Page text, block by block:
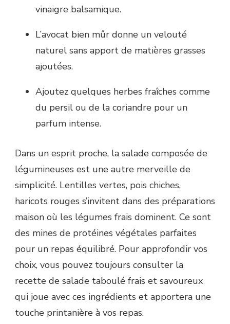
vinaigre balsamique.
L’avocat bien mûr donne un velouté
naturel sans apport de matières grasses
ajoutées.
Ajoutez quelques herbes fraîches comme
du persil ou de la coriandre pour un
parfum intense.
Dans un esprit proche, la salade composée de
légumineuses est une autre merveille de
simplicité. Lentilles vertes, pois chiches,
haricots rouges s’invitent dans des préparations
maison où les légumes frais dominent. Ce sont
des mines de protéines végétales parfaites
pour un repas équilibré. Pour approfondir vos
choix, vous pouvez toujours consulter la
recette de salade taboulé frais et savoureux
qui joue avec ces ingrédients et apportera une
touche printanière à vos repas.